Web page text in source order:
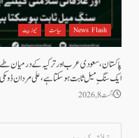
News Flash سیاست نیوز بیٹ
پاکستان، سعودی عرب اور ترکیہ کے درمیان طے
ایک سنگِ میل ثابت ہو سکتا ہے، علی مردان ڈومکی
اگست 8, 2026